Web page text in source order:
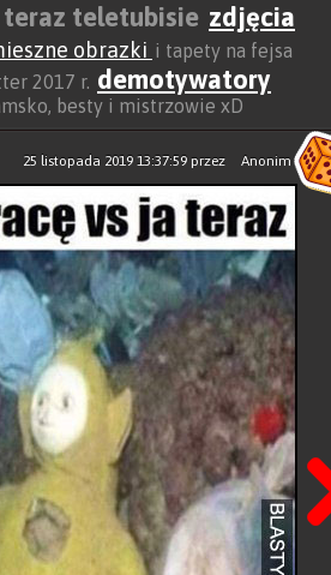
teraz teletubisie zdjęcia
obrazki i tapety na fejsa
2017 r. demotywatory
besty i mistrzowie xD
25 listopada 2019 13:37:59przez Anonim